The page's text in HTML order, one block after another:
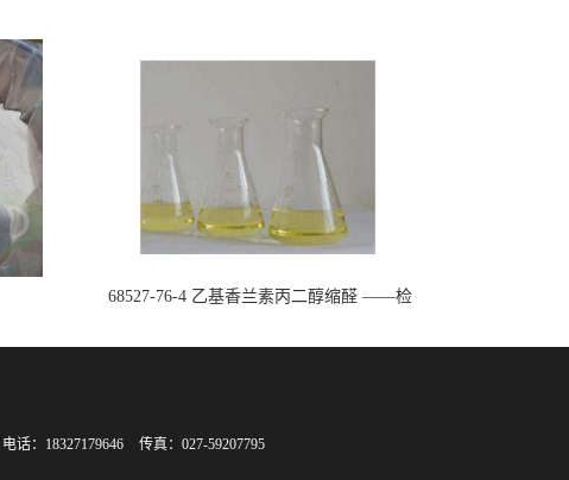
68527-76-4 乙基香兰素丙二醇缩醛 ——检
电话：18327179646 传真：027-59207795